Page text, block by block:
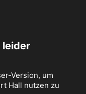
leider
Version, um
Hall nutzen zu